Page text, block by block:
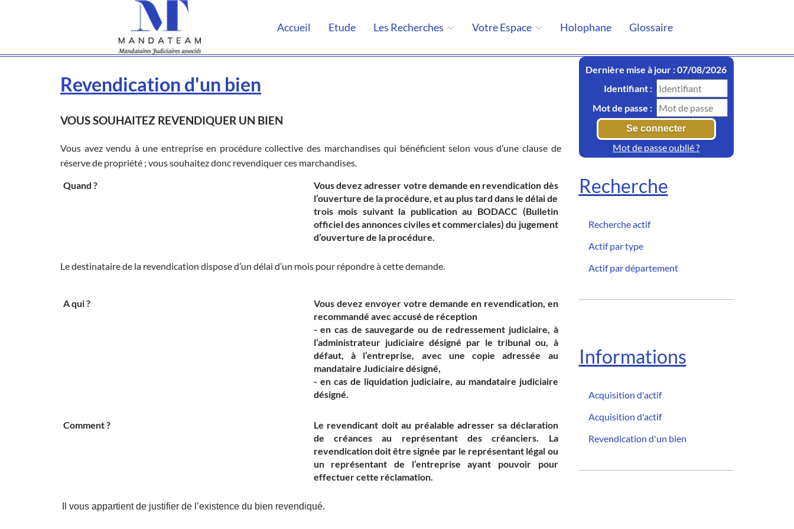
Accueil Etude Les Recherches Votre Espace Holophane Glossaire
Dernière mise à jour : 07/08/2026
Identifiant :
Mot de passe :
Mot de passe oublié ?
Recherche
Recherche actif
Actif par type
Actif par département
Informations
Acquisition d'actif
Acquisition d'actif
Revendication d'un bien
Revendication d'un bien
VOUS SOUHAITEZ REVENDIQUER UN BIEN
Vous avez vendu à une entreprise en procédure collective des marchandises qui bénéficient selon vous d’une clause de
réserve de propriété ; vous souhaitez donc revendiquer ces marchandises.
Quand ?
Vous devez adresser votre demande en revendication dès
l’ouverture de la procédure, et au plus tard dans le délai de
trois mois suivant la publication au BODACC (Bulletin
officiel des annonces civiles et commerciales) du jugement
d’ouverture de la procédure.
Le destinataire de la revendication dispose d’un délai d’un mois pour répondre à cette demande.
A qui ?
Vous devez envoyer votre demande en revendication, en
recommandé avec accusé de réception
-en cas de sauvegarde ou de redressement judiciaire , à
l’administrateur judiciaire désigné par le tribunal ou, à
défaut, à l’entreprise, avec une copie adressée au
mandataire Judiciaire désigné,
- en cas de liquidation judiciaire, au mandataire judiciaire
désigné.
Comment ?
Le revendicant doit au préalable adresser sa déclaration
de créances au représentant des créanciers. La
revendication doit être signée par le représentant légal ou
un représentant de l’entreprise ayant pouvoir pour
effectuer cette réclamation.
Il vous appartient de justifier de l’existence du bien revendiqué.